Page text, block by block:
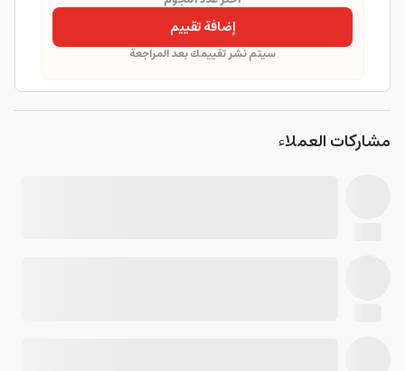
إضافة تقييم
سيتم نشر تقييمك بعد المراجعة
مشاركات العملاء